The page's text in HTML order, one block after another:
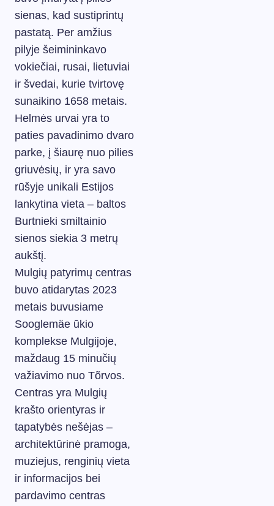
sienas, kad sustiprintų
pastatą. Per amžius
pilyje šeimininkavo
vokiečiai, rusai, lietuviai
ir švedai, kurie tvirtovę
sunaikino 1658 metais.
Helmės urvai yra to
paties pavadinimo dvaro
parke, į šiaurę nuo pilies
griuvėsių, ir yra savo
rūšyje unikali Estijos
lankytina vieta – baltos
Burtnieki smiltainio
sienos siekia 3 metrų
aukštį.
Mulgių patyrimų centras
buvo atidarytas 2023
metais buvusiame
Sooglemäe ūkio
komplekse Mulgijoje,
maždaug 15 minučių
važiavimo nuo Tõrvos.
Centras yra Mulgių
krašto orientyras ir
tapatybės nešėjas –
architektūrinė pramoga,
muziejus, renginių vieta
ir informacijos bei
pardavimo centras